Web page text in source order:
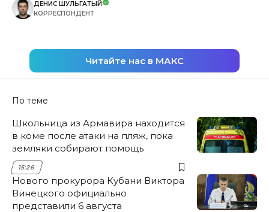
ДЕНИС ШУЛЬГАТЫЙ
КОРРЕСПОНДЕНТ
Читайте нас в МАКС
По теме
Школьница из Армавира находится
в коме после атаки на пляж, пока
земляки собирают помощь
15:26
Нового прокурора Кубани Виктора
Винецкого официально
представили 6 августа